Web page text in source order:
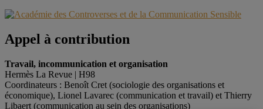
Appel à contribution
Travail, incommunication et organisation
Hermès La Revue | H98
Coordinateurs : Benoît Cret (sociologie des organisations et
économique), Lionel Lavarec (communication et travail) et Thierry
Libaert (communication au sein des organisations)